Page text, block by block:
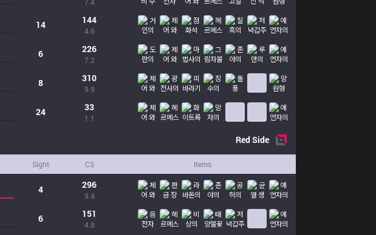
14 144
4.6
6 226
7.2
8 310
9.9
24 33
1.1
RedSide
Sight CS Items
4 296
9.4
6 151
4.8